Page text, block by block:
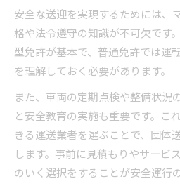
安全な送迎を実現するためには、
格や法令遵守の知識が不可欠です
型免許が基本で、普通免許では運
を理解しておく必要があります。
また、車両の定期点検や整備状況
と安全教育の実施も重要です。こ
きる運送業者を選ぶことで、団体
します。事前に見積もりやサービ
のいく選択をすることが安全運行